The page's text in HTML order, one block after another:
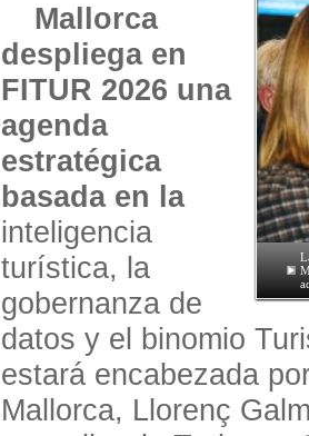
Mallorca
despliega en
FITUR 2026 una
agenda
estratégica
basada en la
inteligencia
turística, la
gobernanza de
datos y el binomio
estará encabezada
Mallorca, Llorenç